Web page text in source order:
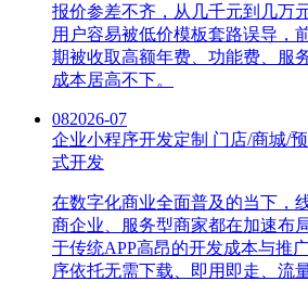
报价参差不齐，从几千元到几万
用户容易被低价模板套路误导，
期被收取高额年费、功能费、服
成本居高不下。
082026-07
企业小程序开发定制 门店/商城/
式开发
在数字化商业全面普及的当下，
商企业、服务型商家都在加速布
于传统APP高昂的开发成本与推
序依托无需下载、即用即走、流